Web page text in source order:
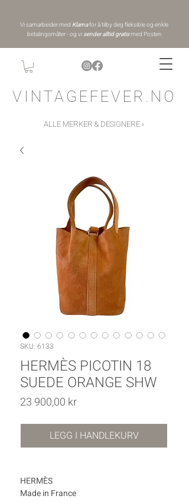
VINTAGEFEVER.NO
Vi samarbeider med Klarnafor å tilby deg fleksible og enkle
betalingsmåter - og vi sender alltid gratismed Posten
ALLE MERKER & DESIGNERE ›
SKU: 6133
HERMÈS PICOTIN 18
SUEDE ORANGE SHW
23 900,00 krPris
LEGG I HANDLEKURV
HERMÈS
Made in France